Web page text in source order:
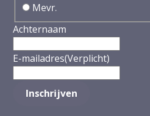
Mevr.
Achternaam
E-mailadres(Verplicht)